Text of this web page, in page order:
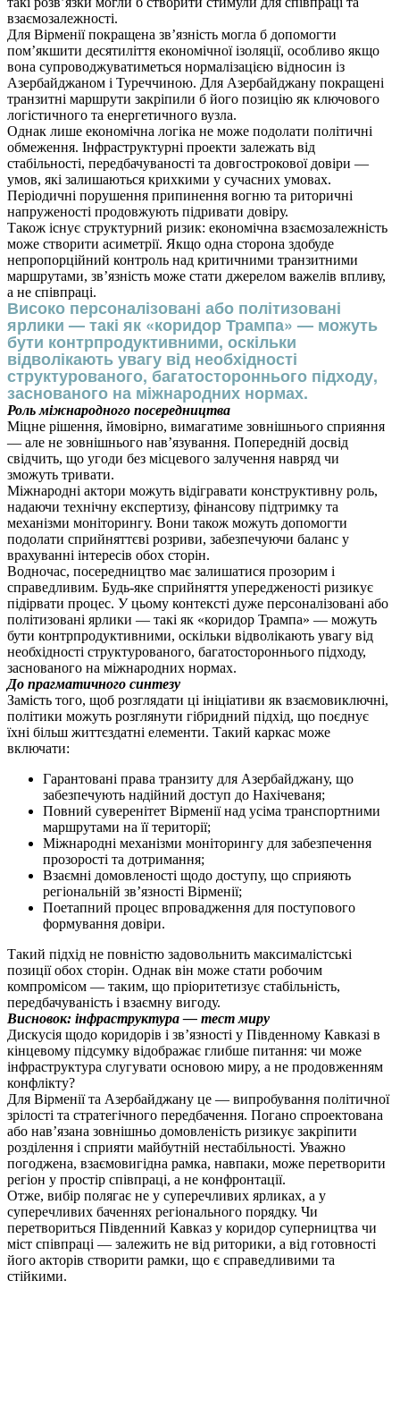
взаємозалежності.
Для Вірменії покращена зв’язність могла б допомогти
пом’якшити десятиліття економічної ізоляції, особливо якщо
вона супроводжуватиметься нормалізацією відносин із
Азербайджаном і Туреччиною. Для Азербайджану покращені
транзитні маршрути закріпили б його позицію як ключового
логістичного та енергетичного вузла.
Однак лише економічна логіка не може подолати політичні
обмеження. Інфраструктурні проекти залежать від
стабільності, передбачуваності та довгострокової довіри —
умов, які залишаються крихкими у сучасних умовах.
Періодичні порушення припинення вогню та риторичні
напруженості продовжують підривати довіру.
Також існує структурний ризик: економічна взаємозалежність
може створити асиметрії. Якщо одна сторона здобуде
непропорційний контроль над критичними транзитними
маршрутами, зв’язність може стати джерелом важелів впливу,
а не співпраці.
Високо персоналізовані або політизовані
ярлики — такі як «коридор Трампа» — можуть
бути контрпродуктивними, оскільки
відволікають увагу від необхідності
структурованого, багатостороннього підходу,
заснованого на міжнародних нормах.
Роль міжнародного посередництва
Міцне рішення, ймовірно, вимагатиме зовнішнього сприяння
— але не зовнішнього нав’язування. Попередній досвід
свідчить, що угоди без місцевого залучення навряд чи
зможуть тривати.
Міжнародні актори можуть відігравати конструктивну роль,
надаючи технічну експертизу, фінансову підтримку та
механізми моніторингу. Вони також можуть допомогти
подолати сприйняттєві розриви, забезпечуючи баланс у
врахуванні інтересів обох сторін.
Водночас, посередництво має залишатися прозорим і
справедливим. Будь-яке сприйняття упередженості ризикує
підірвати процес. У цьому контексті дуже персоналізовані або
політизовані ярлики — такі як «коридор Трампа» — можуть
бути контрпродуктивними, оскільки відволікають увагу від
необхідності структурованого, багатостороннього підходу,
заснованого на міжнародних нормах.
До прагматичного синтезу
Замість того, щоб розглядати ці ініціативи як взаємовиключні,
політики можуть розглянути гібридний підхід, що поєднує
їхні більш життєздатні елементи. Такий каркас може
включати:
Гарантовані права транзиту для Азербайджану, що
забезпечують надійний доступ до Нахічеваня;
Повний суверенітет Вірменії над усіма транспортними
маршрутами на її території;
Міжнародні механізми моніторингу для забезпечення
прозорості та дотримання;
Взаємні домовленості щодо доступу, що сприяють
регіональній зв’язності Вірменії;
Поетапний процес впровадження для поступового
формування довіри.
Такий підхід не повністю задовольнить максималістські
позиції обох сторін. Однак він може стати робочим
компромісом — таким, що пріоритетизує стабільність,
передбачуваність і взаємну вигоду.
Висновок: інфраструктура — тест миру
Дискусія щодо коридорів і зв’язності у Південному Кавказі в
кінцевому підсумку відображає глибше питання: чи може
інфраструктура слугувати основою миру, а не продовженням
конфлікту?
Для Вірменії та Азербайджану це — випробування політичної
зрілості та стратегічного передбачення. Погано спроектована
або нав’язана зовнішньо домовленість ризикує закріпити
розділення і сприяти майбутній нестабільності. Уважно
погоджена, взаємовигідна рамка, навпаки, може перетворити
регіон у простір співпраці, а не конфронтації.
Отже, вибір полягає не у суперечливих ярликах, а у
суперечливих баченнях регіонального порядку. Чи
перетвориться Південний Кавказ у коридор суперництва чи
міст співпраці — залежить не від риторики, а від готовності
його акторів створити рамки, що є справедливими та
стійкими.